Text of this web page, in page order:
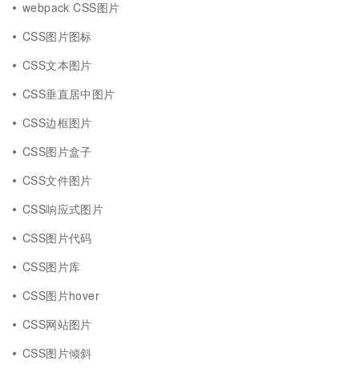
webpack CSS图片
CSS图片图标
CSS文本图片
CSS垂直居中图片
CSS边框图片
CSS图片盒子
CSS文件图片
CSS响应式图片
CSS图片代码
CSS图片库
CSS图片hover
CSS网站图片
CSS图片倾斜